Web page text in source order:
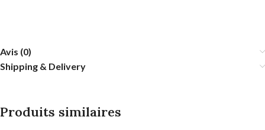
Avis (0)
Shipping & Delivery
Produits similaires